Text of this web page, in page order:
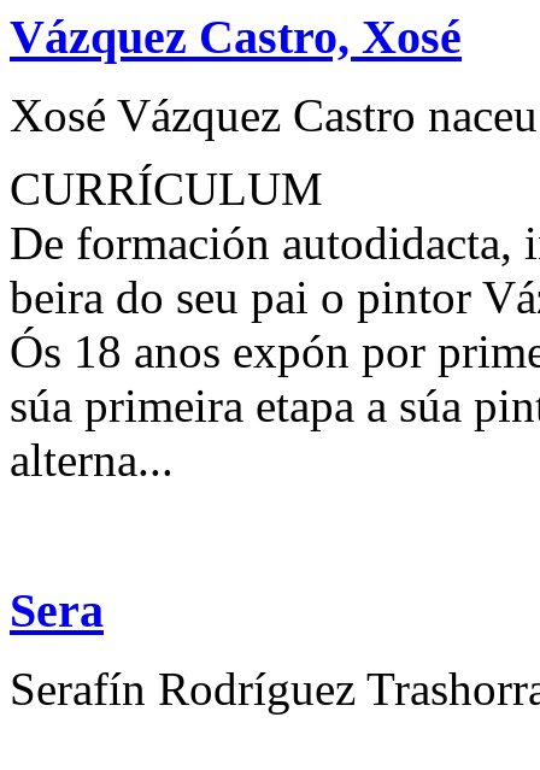
Vázquez Castro, Xosé
Xosé Vázquez Castro
CURRÍCULUM
De formación autodidacta,
beira do seu pai o pintor
Ós 18 anos expón por
súa primeira etapa a súa
alterna...
Sera
Serafín Rodríguez